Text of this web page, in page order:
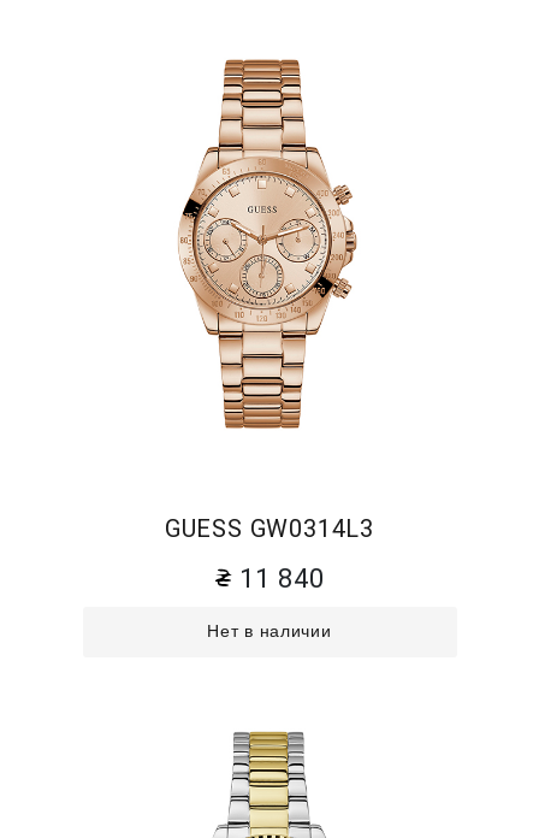
GUESS GW0314L3
11 840
Нет в наличии